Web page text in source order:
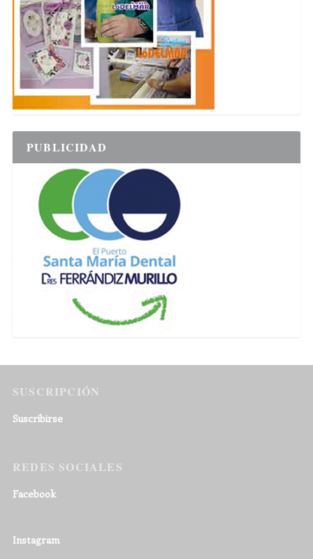
PUBLICIDAD
SUSCRIPCIÓN
Suscribirse
REDES SOCIALES
Facebook
Instagram